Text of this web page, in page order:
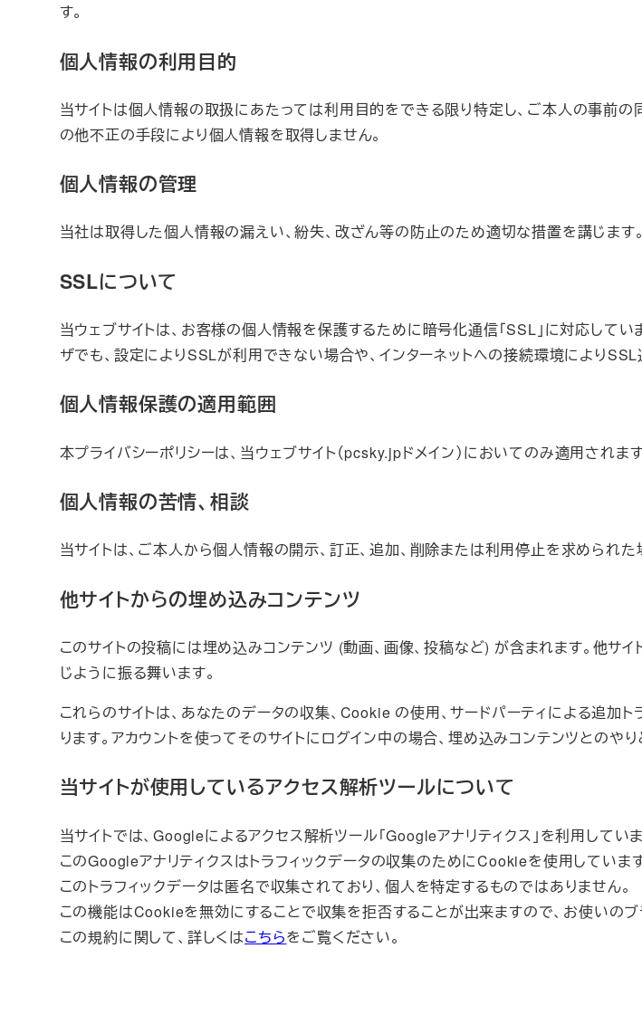
す。
個人情報の利用目的
当サイトは個人情報の取扱にあたっては利用目的をできる限り特定し、ご本人の事前の
の他不正の手段により個人情報を取得しません。
個人情報の管理
当社は取得した個人情報の漏えい、紛失、改ざん等の防止のため適切な措置を講じます。
SSLについて
当ウェブサイトは、お客様の個人情報を保護するために暗号化通信「SSL」に対応して
ザでも、設定によりSSLが利用できない場合や、インターネットへの接続環境によりSSL
個人情報保護の適用範囲
本プライバシーポリシーは、当ウェブサイト（pcsky.jpドメイン）においてのみ適用されます
個人情報の苦情、相談
当サイトは、ご本人から個人情報の開示、訂正、追加、削除または利用停止を求められ
他サイトからの埋め込みコンテンツ
このサイトの投稿には埋め込みコンテンツ (動画、画像、投稿など) が含まれます。他サ
じように振る舞います。
これらのサイトは、あなたのデータの収集、Cookie の使用、サードパーティによる追加
ります。アカウントを使ってそのサイトにログイン中の場合、埋め込みコンテンツとのや
当サイトが使用しているアクセス解析ツールについて
当サイトでは、Googleによるアクセス解析ツール「Googleアナリティクス」を利用していま
このGoogleアナリティクスはトラフィックデータの収集のためにCookieを使用しています
このトラフィックデータは匿名で収集されており、個人を特定するものではありません。
この機能はCookieを無効にすることで収集を拒否することが出来ますので、お使いの
この規約に関して、詳しくはこちらをご覧ください。